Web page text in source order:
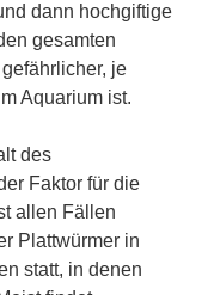
dann hochgiftige
gesamten
je
Aquarium ist.
des
Faktor für die
allen Fällen
Plattwürmer in
statt, in denen